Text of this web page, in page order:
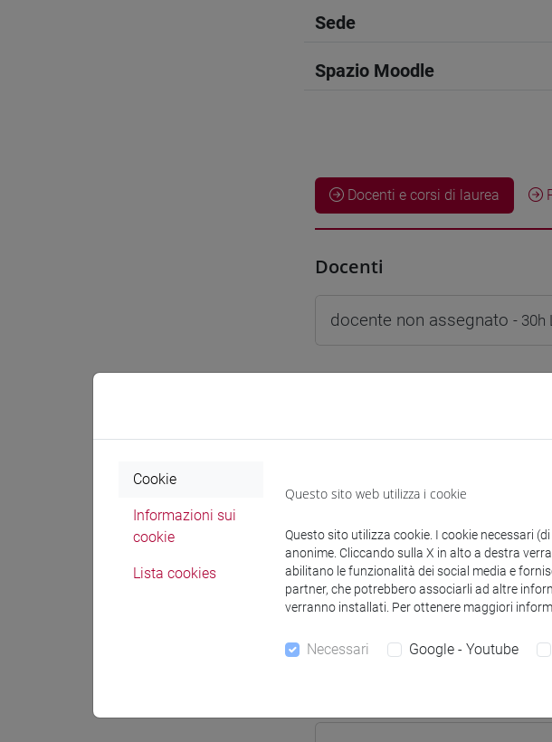
Sede
Spazio Moodle
Docenti e corsi di laurea
Docenti
docente non assegnato - 30h
Materiali su Moodle
[FT2] FILOSOFIA - Laurea
percorso comune
[FT3] LETTERE - Laurea
percorso comune
percorso comune
Cookie
Informazioni sui
cookie
Lista cookies
Questo sito web utilizza i cookie
Questo sito utilizza cookie. I cookie necessari
anonime. Cliccando sulla X in alto a destra
abilitano le funzionalità dei social media e
partner, che potrebbero associarli ad altre
verranno installati. Per ottenere maggiori
Necessari Google - Youtube